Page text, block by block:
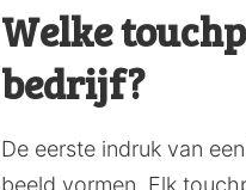
Welke
bedrijf?
De eerste indruk van
beeld vormen. Elk